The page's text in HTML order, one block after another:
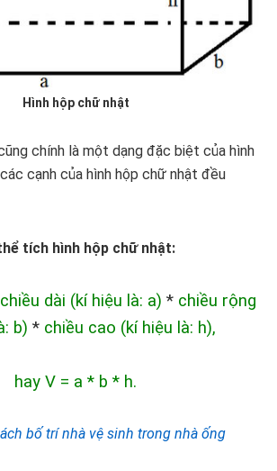
Hình hộp chữ nhật
chính là một dạng đặc biệt của hình
cạnh của hình hộp chữ nhật đều
tích hình hộp chữ nhật:
chiều dài (kí hiệu là: a) * chiều rộng
b) * chiều cao (kí hiệu là: h),
hay V = a * b * h.
bố trí nhà vệ sinh trong nhà ống